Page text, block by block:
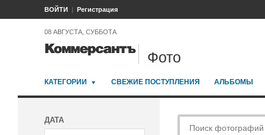
ВОЙТИ Регистрация
08 АВГУСТА, СУББОТА
Фото
КАТЕГОРИИ СВЕЖИЕ ПОСТУПЛЕНИЯ АЛЬБОМЫ
ДАТА